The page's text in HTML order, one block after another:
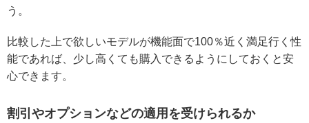
う。
比較した上で欲しいモデルが機能面で100％近く満足行く性
能であれば、少し高くても購入できるようにしておくと安
心できます。
割引やオプションなどの適用を受けられるか